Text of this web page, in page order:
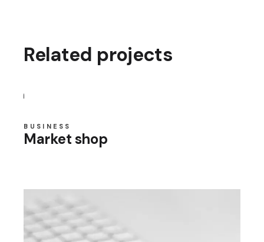
Related projects
BUSINESS
Market shop